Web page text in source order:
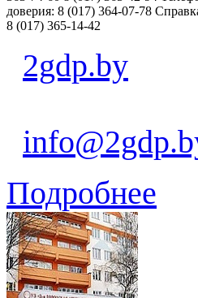
доверия: 8 (017) 364-07-78
8 (017) 365-14-42
2gdp.by
Подробнее